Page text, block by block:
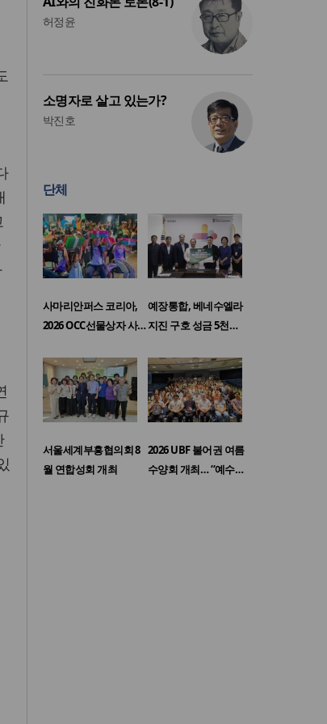
허정윤
소명자로 살고 있는가?
박진호
단체
사마리안퍼스 코리아,
2026 OCC선물상자 사…
예장통합, 베네수엘라
지진 구호 성금 5천…
서울세계부흥협의회 8
월 연합성회 개최
2026 UBF 불어권 여름
수양회 개최… “예수…